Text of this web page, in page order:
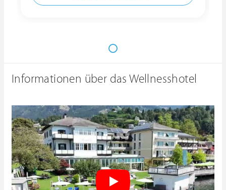
Informationen über das Wellnesshotel